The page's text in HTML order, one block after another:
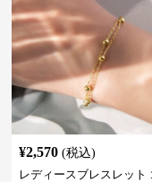
¥2,570 (税込)
レディースブレスレット